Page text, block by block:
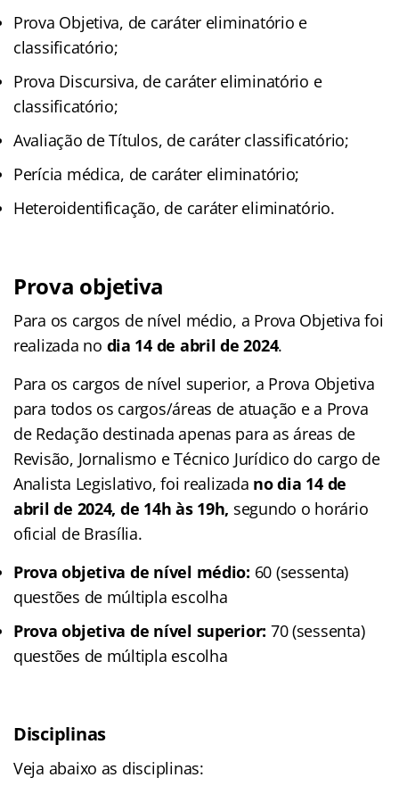
Prova Objetiva, de caráter eliminatório e
classificatório;
Prova Discursiva, de caráter eliminatório e
classificatório;
Avaliação de Títulos, de caráter classificatório;
Perícia médica, de caráter eliminatório;
Heteroidentificação, de caráter eliminatório.
Prova objetiva
Para os cargos de nível médio, a Prova Objetiva foi
realizada no dia 14 de abril de 2024.
Para os cargos de nível superior, a Prova Objetiva
para todos os cargos/áreas de atuação e a Prova
de Redação destinada apenas para as áreas de
Revisão, Jornalismo e Técnico Jurídico do cargo de
Analista Legislativo, foi realizada no dia 14 de
abril de 2024, de 14h às 19h, segundo o horário
oficial de Brasília.
Prova objetiva de nível médio: 60 (sessenta)
questões de múltipla escolha
Prova objetiva de nível superior: 70 (sessenta)
questões de múltipla escolha
Disciplinas
Veja abaixo as disciplinas: